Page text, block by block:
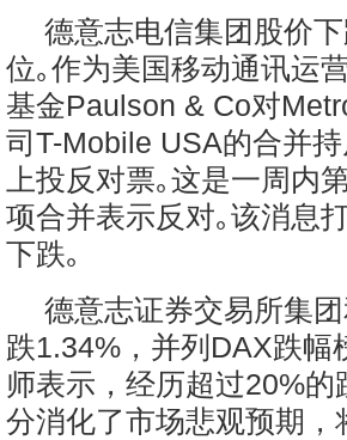
德意志电信集团股价
位｡作为美国移动通讯运
基金Paulson & Co对
司T-Mobile USA的合并
上投反对票｡这是一周内
项合并表示反对｡该消息
下跌｡
德意志证券交易所集
跌1.34%，并列DAX跌幅
师表示，经历超过20%
分消化了市场悲观预期